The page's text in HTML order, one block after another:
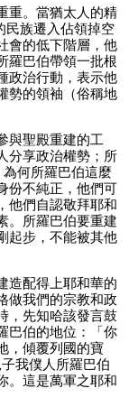
重。當猶太人的精
民族遷入佔領掉空
會的低下階層，他
羅巴伯帶領一批根
政治行動，表示他
勢的領袖（俗稱地
與聖殿重建的工
分享政治權勢；所
何所羅巴伯這麼
份不純正，他們可
他們自認敬拜耶和
。所羅巴伯要重建
起步，不能被其他
造配得上耶和華的
做我們的宗教和政
，先知哈該發言鼓
巴伯的地位：「你
，傾覆列國的寶
我僕人所羅巴伯
。這是萬軍之耶和